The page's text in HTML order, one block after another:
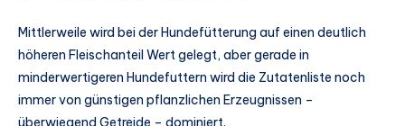
Mittlerweile wird bei der Hundefütterung auf einen deutlich
höheren Fleischanteil Wert gelegt, aber gerade in
minderwertigeren Hundefuttern wird die Zutatenliste noch
immer von günstigen pflanzlichen Erzeugnissen –
überwiegend Getreide – dominiert.